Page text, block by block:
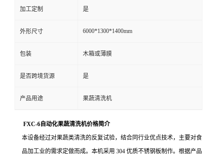
加工定制 是
外形尺寸 6000*1300*1400mm
包装 木箱或薄膜
是否跨境货源 是
产品用途 果蔬清洗机
FXC-6自动化果蔬清洗机价格简介
本设备经过对果蔬类清洗的反复试验，结合同行业优点技术，主要对食
品加工业的需求定做而成。本机采用 304 优质不锈钢板制作。根据产品